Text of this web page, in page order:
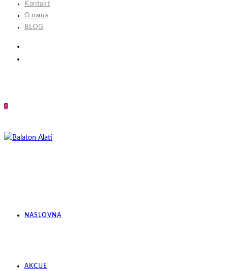
Kontakt
O nama
BLOG
0
NASLOVNA
AKCIJE